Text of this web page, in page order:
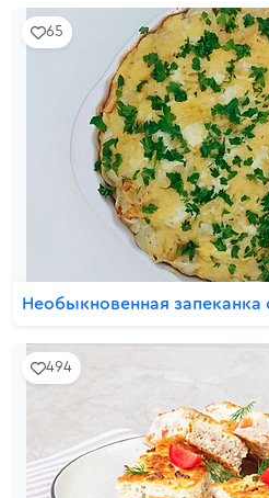
65
Необыкновенная запеканка
494